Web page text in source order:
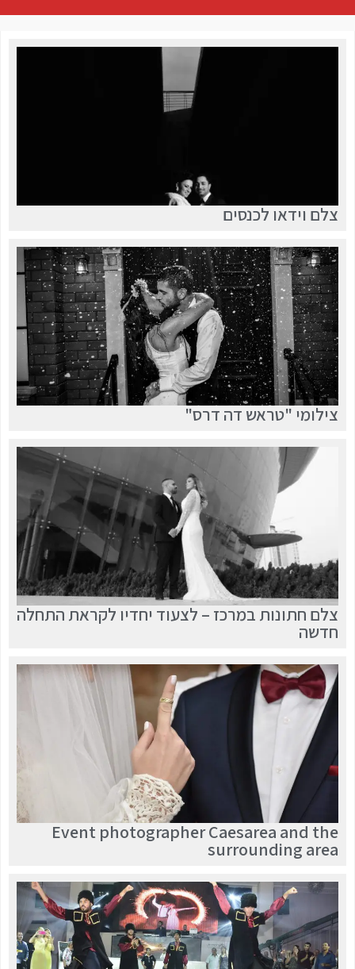
צלם וידאו לכנסים
צילומי "טראש דה דרס"
צלם חתונות במרכז – לצעוד יחדיו לקראת התחלה
חדשה
Event photographer Caesarea and the
surrounding area